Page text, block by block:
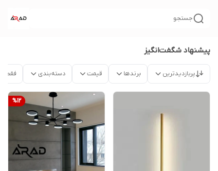
جستجو
پیشنهاد شگفت‌انگیز
پربازدیدترین برندها قیمت دسته‌بندی فقط
%12